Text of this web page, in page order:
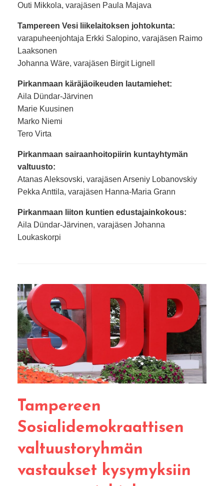
Outi Mikkola, varajäsen Paula Majava
Tampereen Vesi liikelaitoksen johtokunta:
varapuheenjohtaja Erkki Salopino, varajäsen Raimo
Laaksonen
Johanna Wäre, varajäsen Birgit Lignell
Pirkanmaan käräjäoikeuden lautamiehet:
Aila Dündar-Järvinen
Marie Kuusinen
Marko Niemi
Tero Virta
Pirkanmaan sairaanhoitopiirin kuntayhtymän
valtuusto:
Atanas Aleksovski, varajäsen Arseniy Lobanovskiy
Pekka Anttila, varajäsen Hanna-Maria Grann
Pirkanmaan liiton kuntien edustajainkokous:
Aila Dündar-Järvinen, varajäsen Johanna
Loukaskorpi
Tampereen
Sosialidemokraattisen
valtuustoryhmän
vastaukset kysymyksiin